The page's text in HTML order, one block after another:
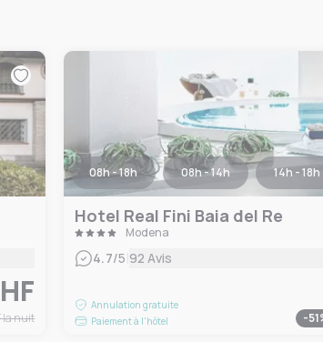
la nuit
08h - 18h 08h - 14h 14h - 18h
Hotel Real Fini Baia del Re
Modena
4.7/5 92 Avis
Annulation gratuite
Paiement à l'hôtel
-51